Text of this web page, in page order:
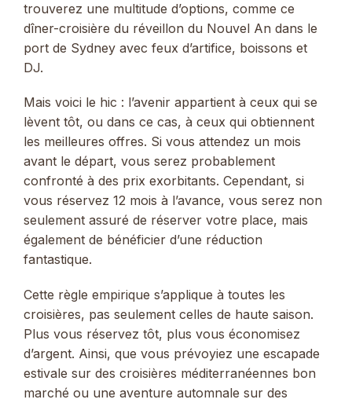
trouverez une multitude d’options, comme ce
dîner-croisière du réveillon du Nouvel An dans le
port de Sydney avec feux d’artifice, boissons et
DJ.
Mais voici le hic : l’avenir appartient à ceux qui se
lèvent tôt, ou dans ce cas, à ceux qui obtiennent
les meilleures offres. Si vous attendez un mois
avant le départ, vous serez probablement
confronté à des prix exorbitants. Cependant, si
vous réservez 12 mois à l’avance, vous serez non
seulement assuré de réserver votre place, mais
également de bénéficier d’une réduction
fantastique.
Cette règle empirique s’applique à toutes les
croisières, pas seulement celles de haute saison.
Plus vous réservez tôt, plus vous économisez
d’argent. Ainsi, que vous prévoyiez une escapade
estivale sur des croisières méditerranéennes bon
marché ou une aventure automnale sur des